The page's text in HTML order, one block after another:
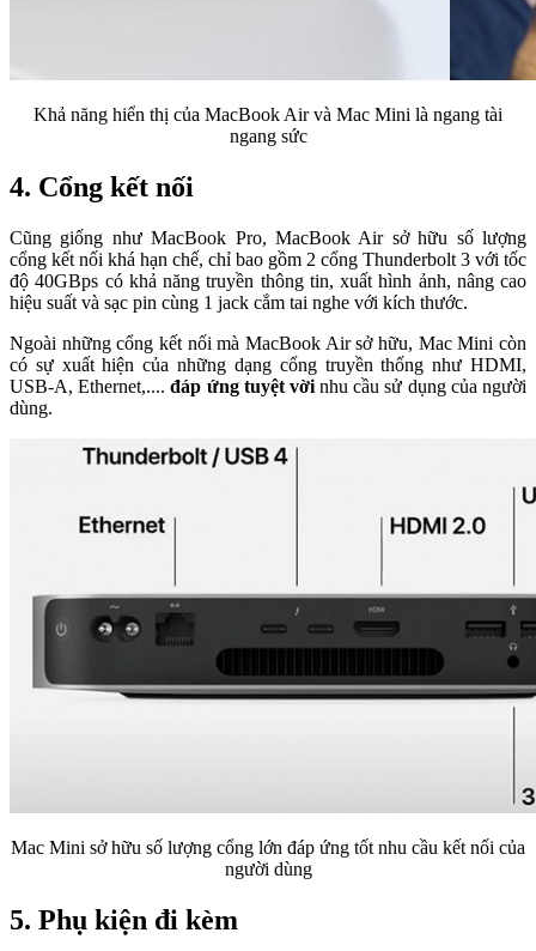
Khả năng hiển thị của MacBook Air và Mac Mini là ngang tài
ngang sức
4. Cổng kết nối
Cũng giống như MacBook Pro, MacBook Air sở hữu số lượng
cổng kết nối khá hạn chế, chỉ bao gồm 2 cổng Thunderbolt 3 với tốc
độ 40GBps có khả năng truyền thông tin, xuất hình ảnh, nâng cao
hiệu suất và sạc pin cùng 1 jack cắm tai nghe với kích thước.
Ngoài những cổng kết nối mà MacBook Air sở hữu, Mac Mini còn
có sự xuất hiện của những dạng cổng truyền thống như HDMI,
USB-A, Ethernet,....đáp ứng tuyệt vờinhu cầu sử dụng của người
dùng.
Mac Mini sở hữu số lượng cổng lớn đáp ứng tốt nhu cầu kết nối của
người dùng
5. Phụ kiện đi kèm